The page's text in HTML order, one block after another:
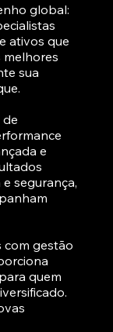
global:
ativos que
melhores
sua
de
e
segurança,
com gestão
quem